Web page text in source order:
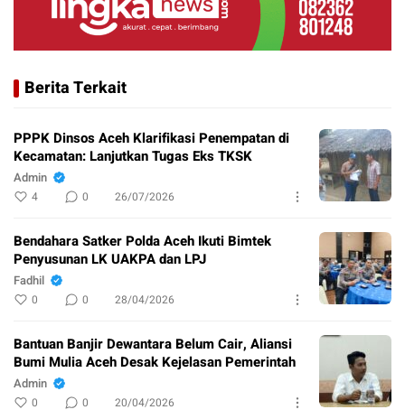
Berita Terkait
PPPK Dinsos Aceh Klarifikasi Penempatan di
Kecamatan: Lanjutkan Tugas Eks TKSK
Admin
4 0 26/07/2026
Bendahara Satker Polda Aceh Ikuti Bimtek
Penyusunan LK UAKPA dan LPJ
Fadhil
0 0 28/04/2026
Bantuan Banjir Dewantara Belum Cair, Aliansi
Bumi Mulia Aceh Desak Kejelasan Pemerintah
Admin
0 0 20/04/2026